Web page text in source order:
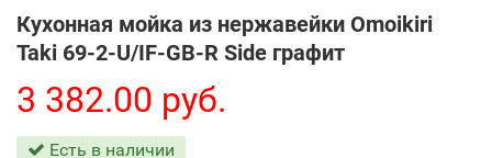
Кухонная мойка из нержавейки Omoikiri
Taki 69-2-U/IF-GB-R Side графит
3 382.00 руб.
Есть в наличии